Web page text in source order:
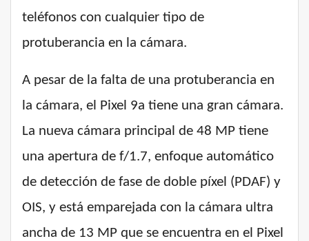
teléfonos con cualquier tipo de
protuberancia en la cámara.
A pesar de la falta de una protuberancia en
la cámara, el Pixel 9a tiene una gran cámara.
La nueva cámara principal de 48 MP tiene
una apertura de f/1.7, enfoque automático
de detección de fase de doble píxel (PDAF) y
OIS, y está emparejada con la cámara ultra
ancha de 13 MP que se encuentra en el Pixel